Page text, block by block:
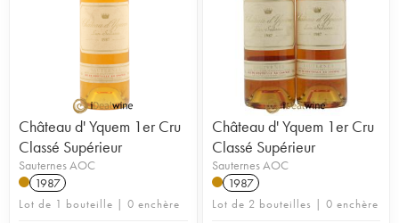
Château d' Yquem 1er Cru
Classé Supérieur
Sauternes AOC
1987
Lot de 1 bouteille | 0 enchère
Château d' Yquem 1er Cru
Classé Supérieur
Sauternes AOC
1987
Lot de 2 bouteilles | 0 enchère